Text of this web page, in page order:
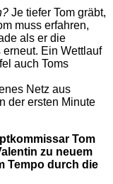
Je tiefer Tom gräbt,
muss erfahren,
als er die
Ein Wettlauf
auch Toms
Netz aus
der ersten Minute
Tom
zu neuem
Tempo durch die